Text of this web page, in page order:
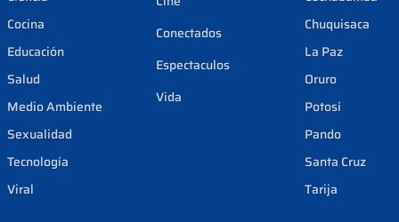
Cocina
Educación
Salud
Medio Ambiente
Sexualidad
Tecnología
Viral
Conectados
Espectaculos
Vida
Chuquisaca
La Paz
Oruro
Potosí
Pando
Santa Cruz
Tarija